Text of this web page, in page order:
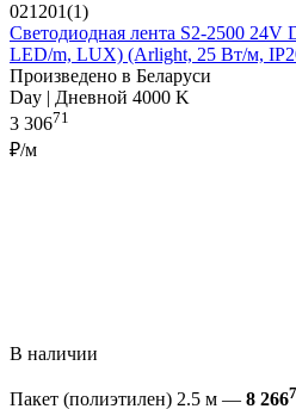
021201(1)
Светодиодная лента S2-2500 24V
LED/m, LUX) (Arlight, 25 Вт/м,
Произведено в Беларуси
Day | Дневной 4000 K
3 30671
₽/м
В наличии
Пакет (полиэтилен) 2.5 м — 8 266